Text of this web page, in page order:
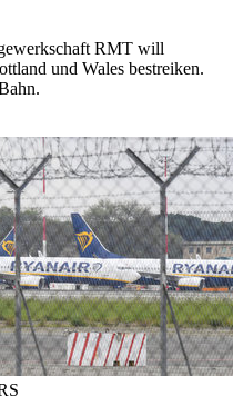
RMT will
und Wales bestreiken.